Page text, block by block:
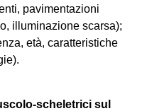
pavimentazioni
illuminazione scarsa);
età, caratteristiche
scheletrici sul